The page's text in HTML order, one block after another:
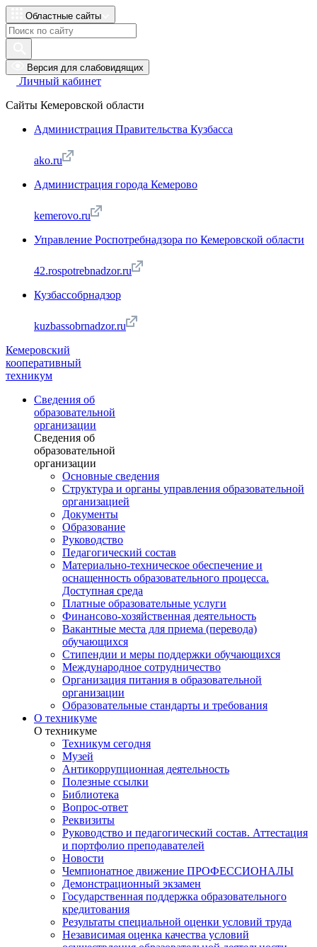
Областные сайты
Версия для слабовидящих
Личный кабинет
Сайты Кемеровской области
Администрация Правительства Кузбасса
ako.ru
Администрация города Кемерово
kemerovo.ru
Управление Роспотребнадзора по Кемеровской области
42.rospotrebnadzor.ru
Кузбассобрнадзор
kuzbassobrnadzor.ru
Кемеровский
кооперативный
техникум
Сведения об
образовательной
организации
Сведения об
образовательной
организации
Основные сведения
Структура и органы управления образовательной
организацией
Документы
Образование
Руководство
Педагогический состав
Материально-техническое обеспечение и
оснащенность образовательного процесса.
Доступная среда
Платные образовательные услуги
Финансово-хозяйственная деятельность
Вакантные места для приема (перевода)
обучающихся
Стипендии и меры поддержки обучающихся
Международное сотрудничество
Организация питания в образовательной
организации
Образовательные стандарты и требования
О техникуме
О техникуме
Техникум сегодня
Музей
Антикоррупционная деятельность
Полезные ссылки
Библиотека
Вопрос-ответ
Реквизиты
Руководство и педагогический состав. Аттестация
и портфолио преподавателей
Новости
Чемпионатное движение ПРОФЕССИОНАЛЫ
Демонстрационный экзамен
Государственная поддержка образовательного
кредитования
Результаты специальной оценки условий труда
Независимая оценка качества условий